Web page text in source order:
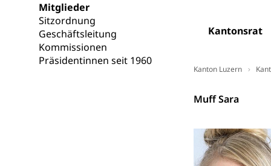
Kantonsrat
Mitglieder
Sitzordnung
Geschäftsleitung
Kommissionen
Präsidentinnen seit 1960
Kanton Luzern
Kantonsrat
Muff Sara
Armee
Kantonaler
Polizei